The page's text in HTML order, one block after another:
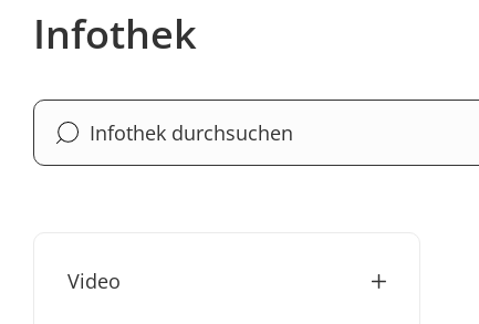
Infothek
Video